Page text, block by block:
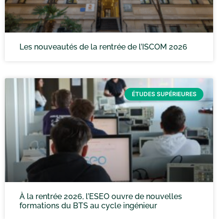
Les nouveautés de la rentrée de l’ISCOM 2026
ÉTUDES SUPÉRIEURES
À la rentrée 2026, l’ESEO ouvre de nouvelles
formations du BTS au cycle ingénieur